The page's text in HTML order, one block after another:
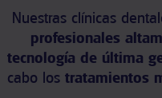
Nuestras clínicas
profesionales
tecnología de última
cabo los tratamientos